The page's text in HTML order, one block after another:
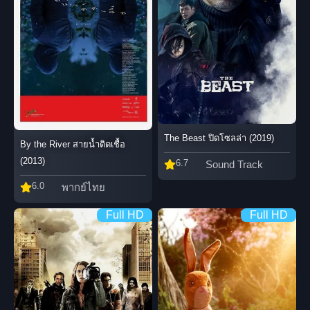
By the River สายน้ำติดเชื้อ
(2013)
6.0 พากย์ไทย
The Beast ปิดโซลล่า (2019)
6.7 Sound Track
Full HD Full HD